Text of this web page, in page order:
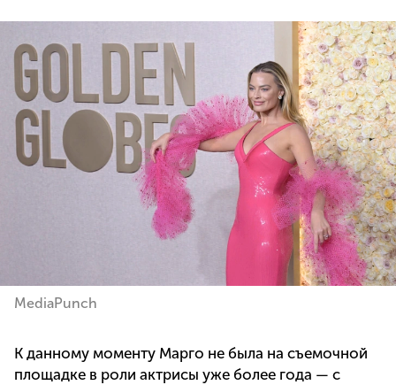
MediaPunch
К данному моменту Марго не была на съемочной
площадке в роли актрисы уже более года — с